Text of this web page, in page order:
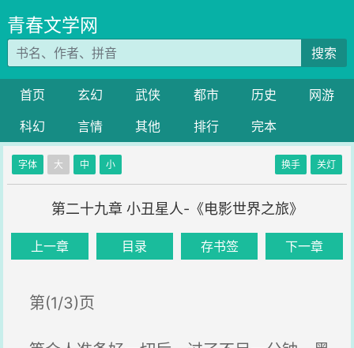
青春文学网
搜索
首页 玄幻 武侠 都市 历史
网游
科幻
言情 其他 排行 完本
字体 大 中 小 换手 关灯
第二十九章 小丑星人-《电影世界之旅》
上一章 目录 存书签 下一章
第(1/3)页